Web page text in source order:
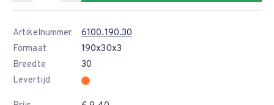
Artikelnummer
6100.190.30
Formaat
190x30x3
Breedte
30
Levertijd